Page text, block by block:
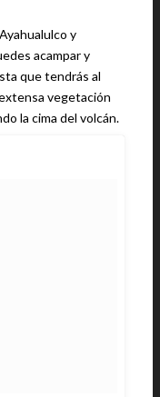
y
acampar y
que tendrás al
vegetación
la cima del volcán.